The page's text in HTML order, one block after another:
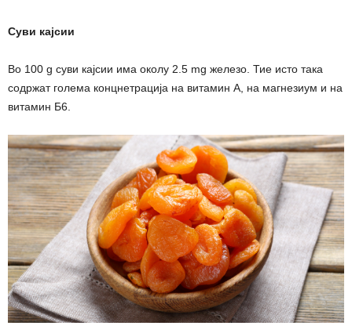
Суви кајсии
Во 100 g суви кајсии има околу 2.5 mg железо. Тие исто така
содржат голема концнетрација на витамин А, на магнезиум и на
витамин Б6.